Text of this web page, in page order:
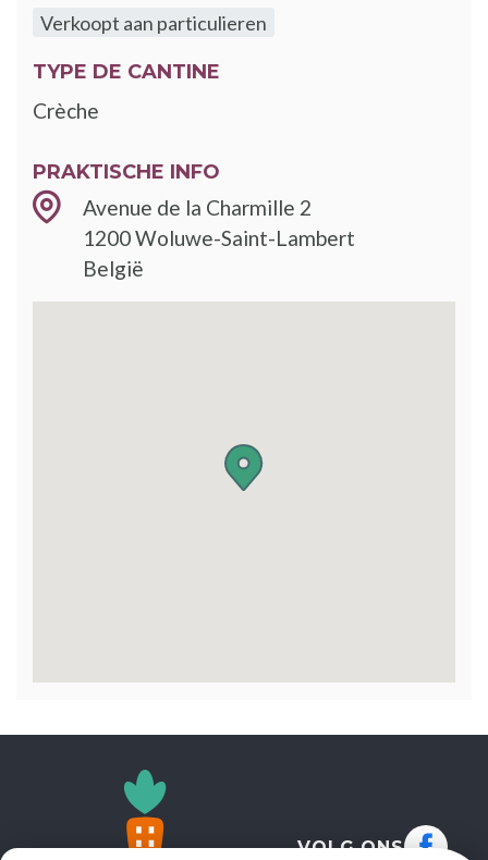
Verkoopt aan particulieren
TYPE DE CANTINE
Crèche
PRAKTISCHE INFO
Avenue de la Charmille 2
1200Woluwe-Saint-Lambert
België
VOLG ONS